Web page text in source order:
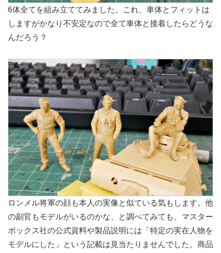
6体全てを組み立ててみました。これ、車体とフィットは
しますがかなり不安定なので全て車体と接着したらどうな
んだろう？
ロンメル将軍の顔も本人の実像と似ている気もします。他
の副官もモデルがいるのかな、と調べてみても、マスター
ボックス社の公式資料や製品説明には「特定の実在人物を
モデルにした」という記載は見当たりませんでした。商品